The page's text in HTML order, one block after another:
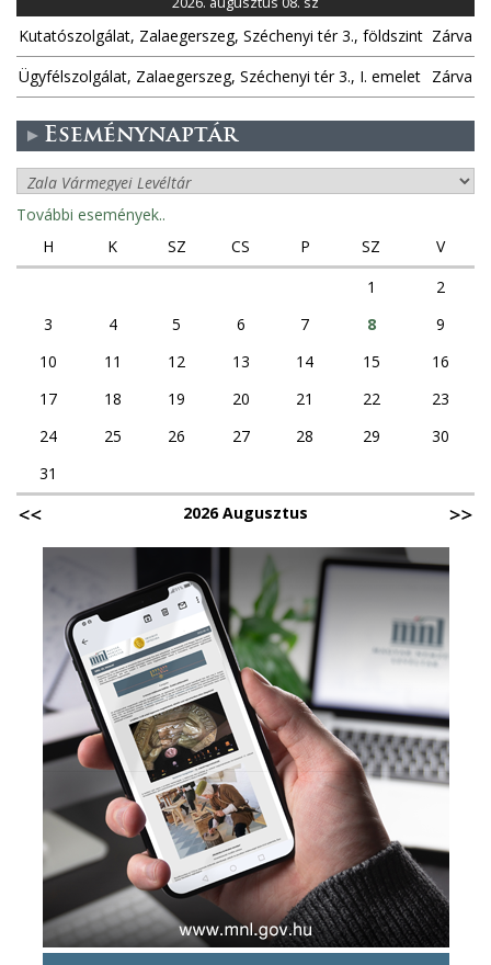
a
k
Kutatószolgálat, Zalaegerszeg, Széchenyi tér 3., földszint Zárva
Ügyfélszolgálat, Zalaegerszeg, Széchenyi tér 3., I. emelet Zárva
Eseménynaptár
További események..
H
K SZ CS P SZ
V
1
2
3
4 5 6 7 8
9
10
11 12 13 14 15
16
17
18 19 20 21 22
23
24
25 26 27 28 29
30
31
2026 Augusztus